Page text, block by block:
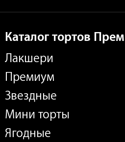
Каталог тортов
Лакшери
Премиум
Звездные
Мини торты
Ягодные